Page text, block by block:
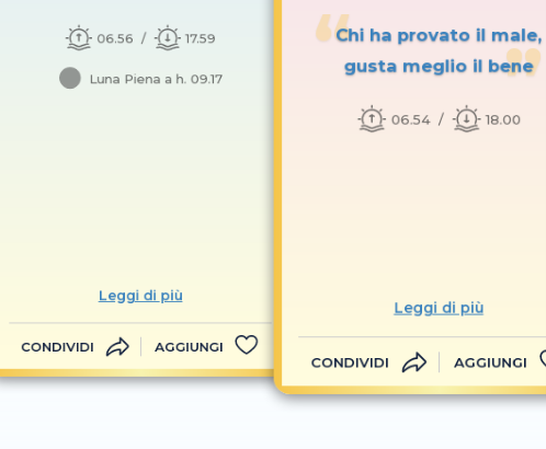
06.56 17.59
Luna Piena a h. 09.17
Leggi di più
CONDIVIDI AGGIUNGI
Chi ha provato il male,
gusta meglio il bene
06.54 18.00
Leggi di più
CONDIVIDI AGGIUNGI